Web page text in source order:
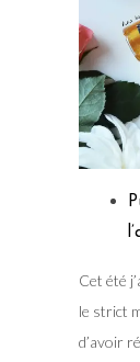
Cet été
le strict
d’avoir